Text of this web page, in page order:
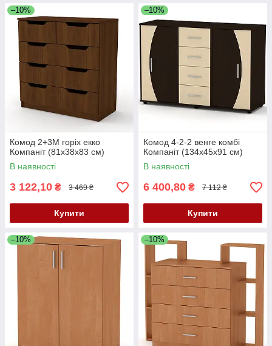
–10%
Комод 2+3М горіх екко
Компаніт (81х38х83 см)
В наявності
3 122,10 ₴ 3 469 ₴
Купити
–10%
Комод 4-2-2 венге комбі
Компаніт (134х45х91 см)
В наявності
6 400,80 ₴ 7 112 ₴
Купити
–10% –10%